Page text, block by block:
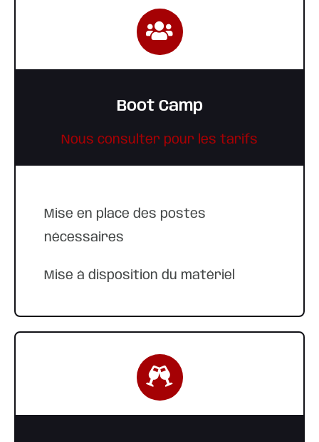
Boot Camp
Nous consulter pour les tarifs
Mise en place des postes
nécessaires
Mise à disposition du matériel